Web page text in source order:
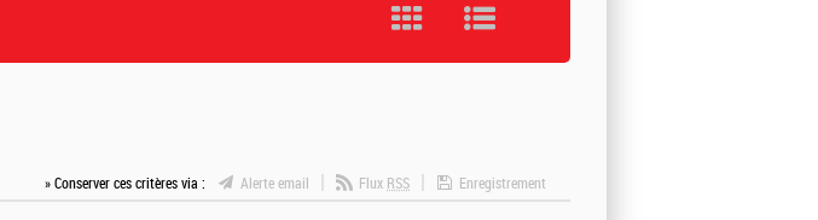
» Conserver ces critères via : Alerte email Flux RSS
Enregistrement